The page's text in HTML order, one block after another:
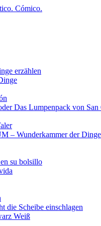
Cómico.
erzählen
Das Lumpenpack von San
– Wunderkammer der Dinge
su bolsillo
die Scheibe einschlagen
Weiß